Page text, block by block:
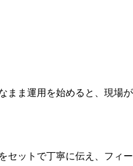
まま運用を始めると、現場
セットで丁寧に伝え、フィ